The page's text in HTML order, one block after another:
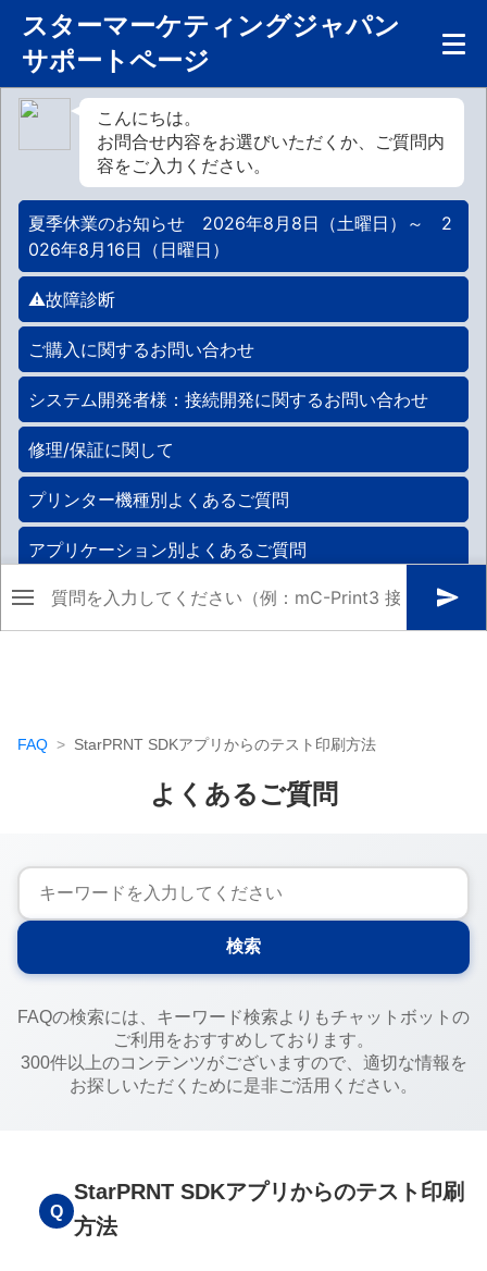
スターマーケティングジャパン
サポートページ
FAQ StarPRNT SDKアプリからのテスト印刷方法
よくあるご質問
検索
FAQの検索には、キーワード検索よりもチャットボットの
ご利用をおすすめしております。
300件以上のコンテンツがございますので、適切な情報を
お探しいただくために是非ご活用ください。
Q
StarPRNT SDKアプリからのテスト印刷
方法